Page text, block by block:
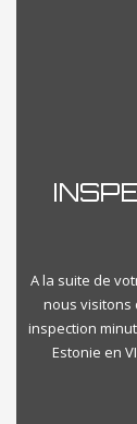
A la suite de
nous visitons
inspection
Estonie en